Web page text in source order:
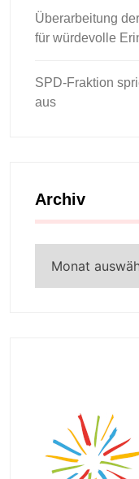
Überarbeitung
für würdevolle
SPD-Fraktion
aus
Archiv